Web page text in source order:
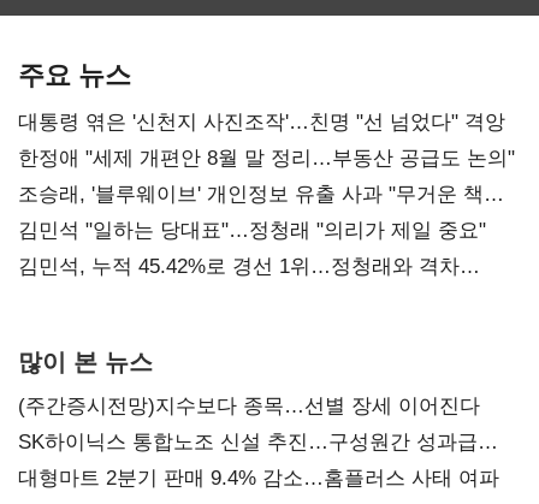
주요 뉴스
대통령 엮은 '신천지 사진조작'…친명 "선 넘었다" 격앙
한정애 "세제 개편안 8월 말 정리…부동산 공급도 논의"
조승래, '블루웨이브' 개인정보 유출 사과 "무거운 책임
통감"
김민석 "일하는 당대표"…정청래 "의리가 제일 중요"
김민석, 누적 45.42%로 경선 1위…정청래와 격차
많이 본 뉴스
(주간증시전망)지수보다 종목…선별 장세 이어진다
SK하이닉스 통합노조 신설 추진…구성원간 성과급
불만 확산
대형마트 2분기 판매 9.4% 감소…홈플러스 사태 여파